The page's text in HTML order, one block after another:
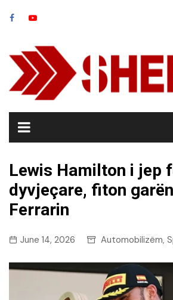
Lewis Hamilton i jep
dyvjeçare, fiton
Ferrarin
June 14, 2026 Automobilizëm,